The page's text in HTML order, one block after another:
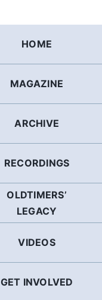
HOME
MAGAZINE
ARCHIVE
RECORDINGS
OLDTIMERS’
LEGACY
VIDEOS
GET INVOLVED